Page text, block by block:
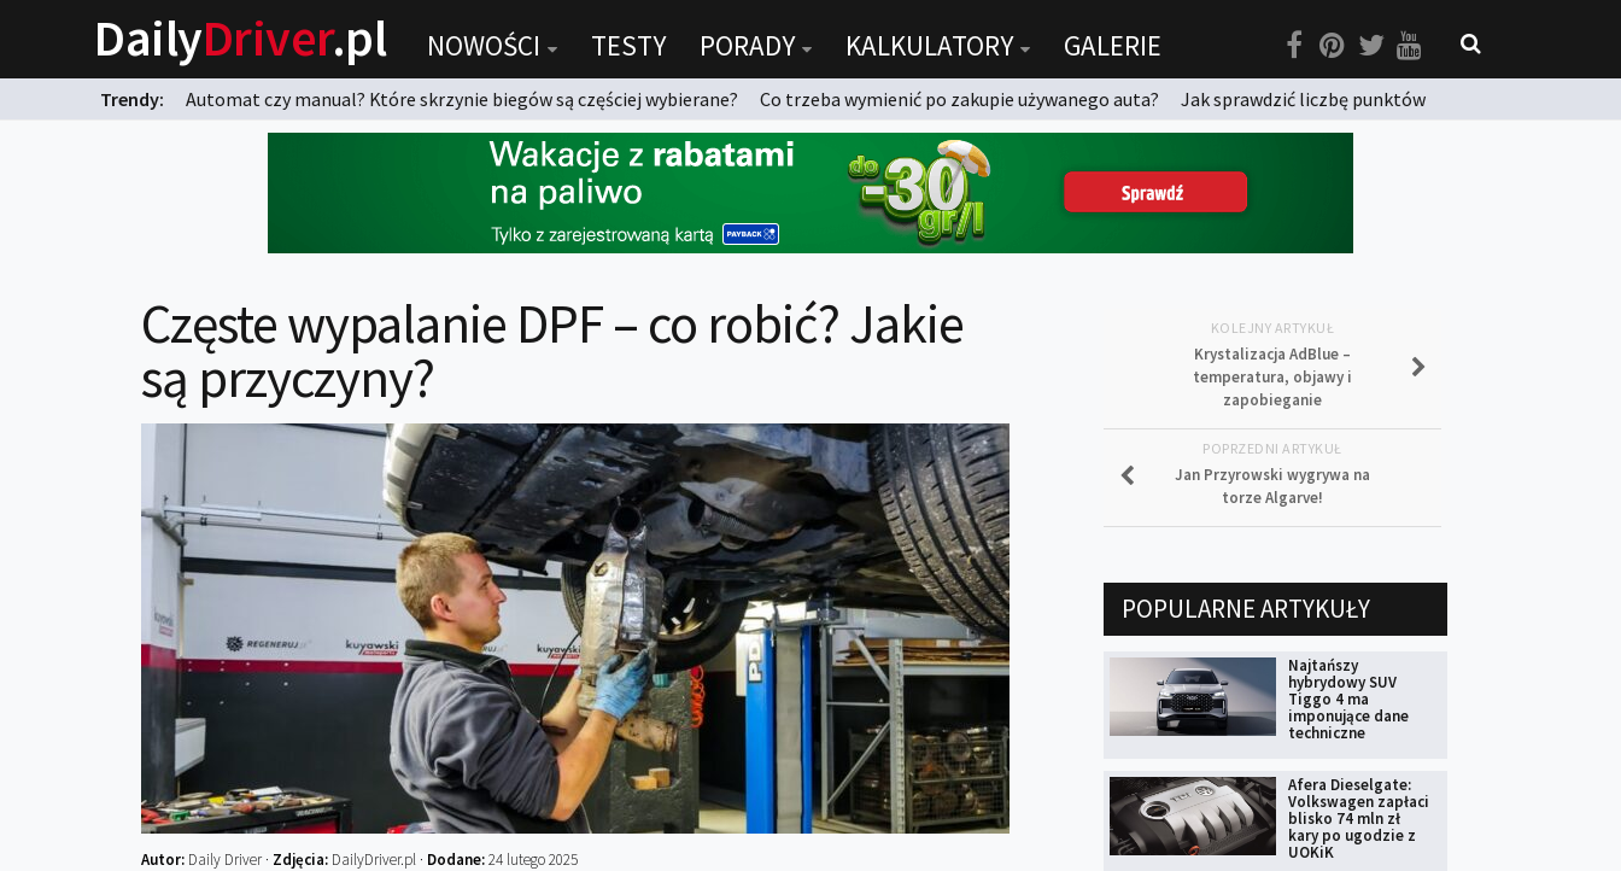
DailyDriver.pl NOWOŚCI TESTY PORADY KALKULATORY GALERIE
Trendy: Automat czy manual? Które skrzynie biegów są częściej wybierane? Co trzeba wymienić po zakupie używanego auta?
Jak sprawdzić liczbę punktów
Częste wypalanie DPF – co robić? Jakie
są przyczyny?
Autor: Daily Driver · Zdjęcia: DailyDriver.pl · Dodane:24 lutego 2025
KOLEJNY ARTYKUŁ
Krystalizacja AdBlue –
temperatura, objawy i
zapobieganie
POPRZEDNI ARTYKUŁ
Jan Przyrowski wygrywa na
torze Algarve!
POPULARNE ARTYKUŁY
Najtańszy
hybrydowy SUV
Tiggo 4 ma
imponujące dane
techniczne
Afera Dieselgate:
Volkswagen zapłaci
blisko 74 mln zł
kary po ugodzie z
UOKiK